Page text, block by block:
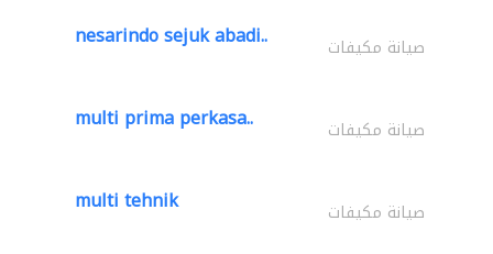
nesarindo sejuk abadi.. صيانة مكيفات
multi prima perkasa.. صيانة مكيفات
multi tehnik صيانة مكيفات